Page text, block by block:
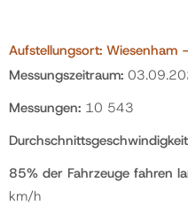
Aufstellungsort: Wiesenham
Messungszeitraum:
Messungen: 10 543
85% der Fahrzeuge fahren
km/h